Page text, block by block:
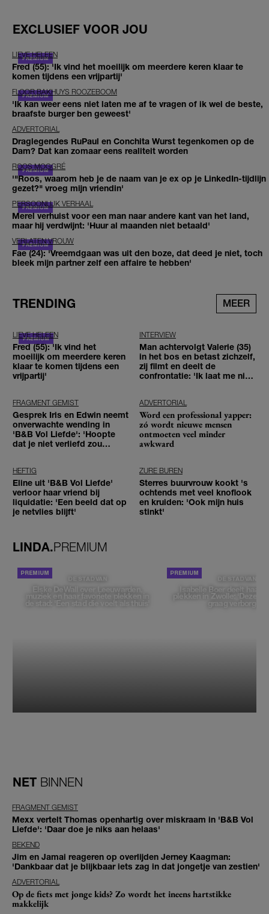
EXCLUSIEF VOOR JOU
LIEVE HELEEN
Fred (55): 'Ik vind het moeilijk om meerdere keren klaar te
komen tijdens een vrijpartij'
FLOOR BAKHUYS ROOZEBOOM
'Ik kan weer eens niet laten me af te vragen of ik wel de beste,
braafste burger ben geweest'
ADVERTORIAL
Draglegendes RuPaul en Conchita Wurst tegenkomen op de
Dam? Dat kan zomaar eens realiteit worden
ROOS MOGGRÉ
'"Roos, waarom heb je de naam van je ex op je LinkedIn-tijdlijn
gezet?" vroeg mijn vriendin'
PERSOONLIJK VERHAAL
Merel verhuist voor een man naar andere kant van het land,
maar hij verdwijnt: 'Huur al maanden niet betaald'
VERLATEN VROUW
Fae (24): 'Vreemdgaan was uit den boze, dat deed je niet, toch
bleek mijn partner zelf een affaire te hebben'
TRENDING MEER
LIEVE HELEEN
Fred (55): 'Ik vind het
moeilijk om meerdere keren
klaar te komen tijdens een
vrijpartij'
INTERVIEW
Man achtervolgt Valerie (35)
in het bos en betast zichzelf,
zij filmt en deelt de
confrontatie: 'Ik laat me niet
FRAGMENT GEMIST
Gesprek Iris en Edwin neemt
onverwachte wending in
'B&B Vol Liefde': 'Hoopte
dat je niet verliefd zou
ADVERTORIAL
Word een professional yapper:
zó wordt nieuwe mensen
ontmoeten veel minder
awkward
HEFTIG
Eline uit 'B&B Vol Liefde'
verloor haar vriend bij
liquidatie: 'Een beeld dat op
je netvlies blijft'
ZURE BUREN
Sterres buurvrouw kookt 's
ochtends met veel knoflook
en kruiden: 'Ook mijn huis
stinkt'
LINDA.PREMIUM
DE STAD VAN
Elske DeWall over Leeuwarden,
muziek en haar favoriete plekken in
de stad: 'Een stad die voelt als thuis'
DE STAD VAN
Isabelle Boer deelt haar
plekken in Zwolle: 'Deze
graag verborgen'
NET BINNEN
FRAGMENT GEMIST
Mexx vertelt Thomas openhartig over miskraam in 'B&B Vol
Liefde': 'Daar doe je niks aan helaas'
BEKEND
Jim en Jamai reageren op overlijden Jerney Kaagman:
'Dankbaar dat je blijkbaar iets zag in dat jongetje van zestien'
ADVERTORIAL
Op de fiets met jonge kids? Zo wordt het ineens hartstikke
makkelijk